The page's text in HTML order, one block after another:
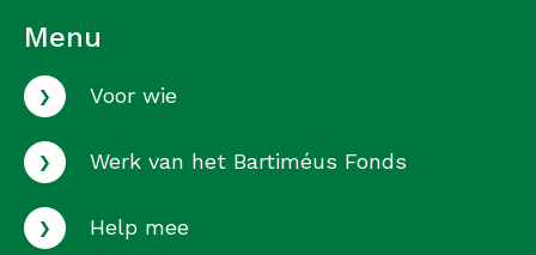
Menu
› Voor wie
› Werk van het Bartiméus Fonds
› Help mee